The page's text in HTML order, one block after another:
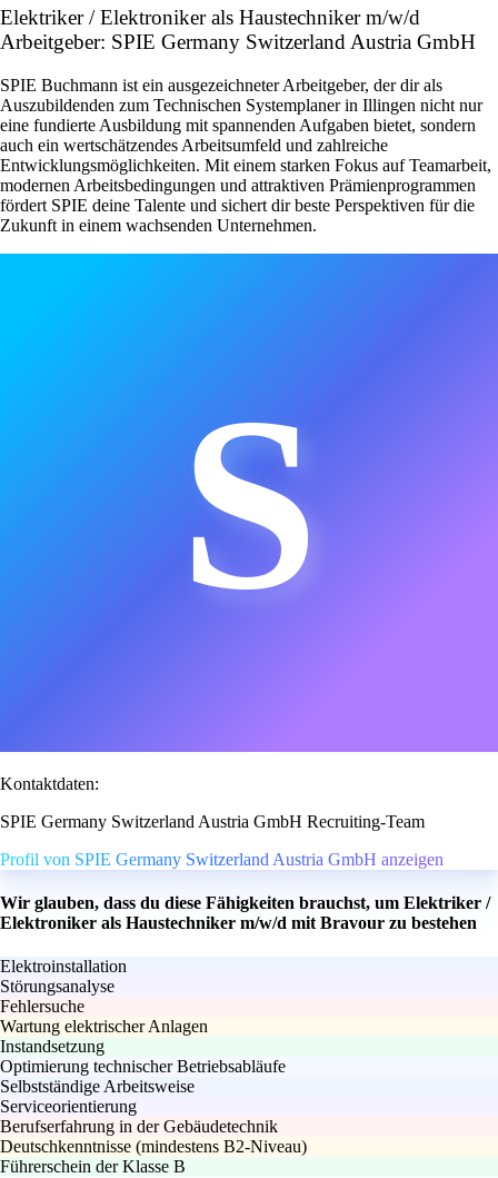
Elektriker / Elektroniker als Haustechniker m/w/d
Arbeitgeber: SPIE Germany Switzerland Austria GmbH
SPIE Buchmann ist ein ausgezeichneter Arbeitgeber, der dir als
Auszubildenden zum Technischen Systemplaner in Illingen nicht nur
eine fundierte Ausbildung mit spannenden Aufgaben bietet, sondern
auch ein wertschätzendes Arbeitsumfeld und zahlreiche
Entwicklungsmöglichkeiten. Mit einem starken Fokus auf Teamarbeit,
modernen Arbeitsbedingungen und attraktiven Prämienprogrammen
fördert SPIE deine Talente und sichert dir beste Perspektiven für die
Zukunft in einem wachsenden Unternehmen.
S
Kontaktdaten:
SPIE Germany Switzerland Austria GmbH Recruiting-Team
Profil von SPIE Germany Switzerland Austria GmbH anzeigen
Wir glauben, dass du diese Fähigkeiten brauchst, um Elektriker /
Elektroniker als Haustechniker m/w/d mit Bravour zu bestehen
Elektroinstallation
Störungsanalyse
Fehlersuche
Wartung elektrischer Anlagen
Instandsetzung
Optimierung technischer Betriebsabläufe
Selbstständige Arbeitsweise
Serviceorientierung
Berufserfahrung in der Gebäudetechnik
Deutschkenntnisse (mindestens B2-Niveau)
Führerschein der Klasse B